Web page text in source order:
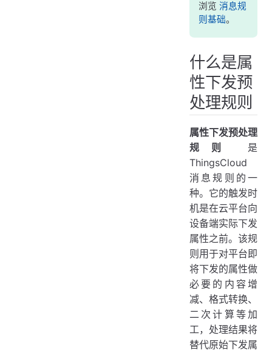
浏览 消息规
则基础。
什么是属
性下发预
处理规则
属性下发预处理
规则
是
ThingsCloud
消息规则的一
种。它的触发时
机是在云平台向
设备端实际下发
属性之前。该规
则用于对平台即
将下发的属性做
必要的内容增
减、格式转换、
二次计算等加
工，处理结果将
替代原始下发属